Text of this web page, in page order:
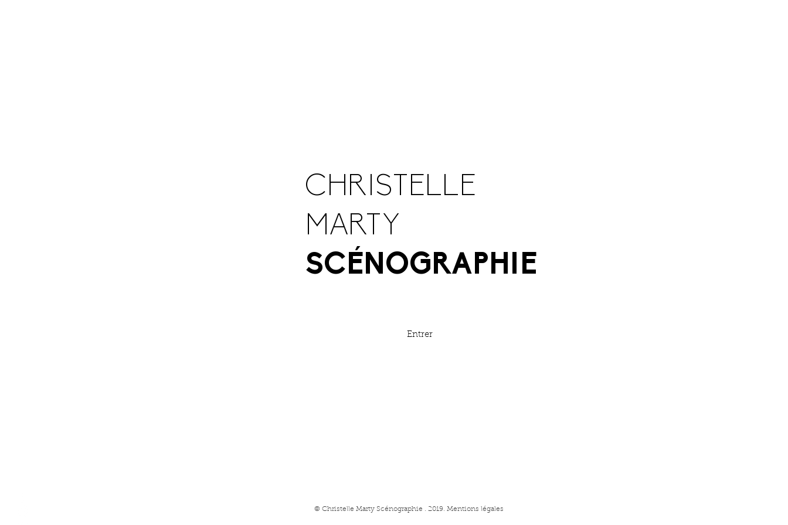
CHRISTELLE
MARTY
SCÉNOGRAPHIE
Entrer
© Christelle Marty Scénographie . 2019. Mentions légales